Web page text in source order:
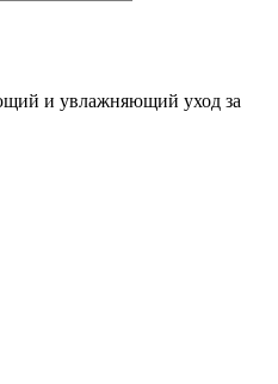
и увлажняющий уход за